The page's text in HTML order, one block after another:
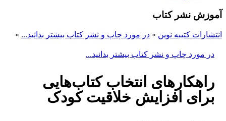
آموزش نشر کتاب
انتشارات کتیبه نوین » در مورد چاپ و نشر کتاب بیشتر بدانید... »
در مورد چاپ و نشر کتاب بیشتر بدانید...
راهکارهای انتخاب کتاب‌هایی
برای افزایش خلاقیت کودک